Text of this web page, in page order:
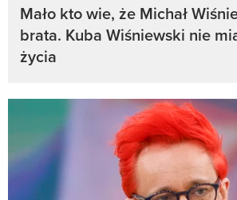
Mało kto wie, że Michał
brata. Kuba Wiśniewski nie
życia